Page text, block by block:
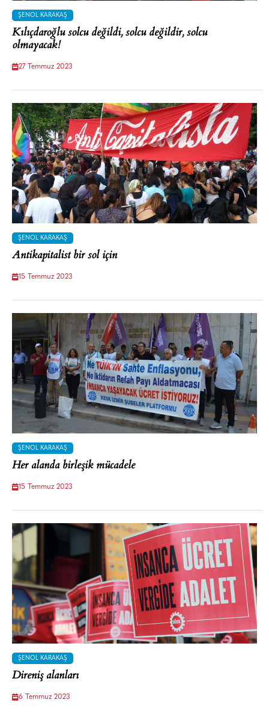
ŞENOL KARAKAŞ
Kılıçdaroğlu solcu değildi, solcu değildir, solcu
olmayacak!
27 Temmuz 2023
ŞENOL KARAKAŞ
Antikapitalist bir sol için
15 Temmuz 2023
ŞENOL KARAKAŞ
Her alanda birleşik mücadele
15 Temmuz 2023
ŞENOL KARAKAŞ
Direniş alanları
6 Temmuz 2023